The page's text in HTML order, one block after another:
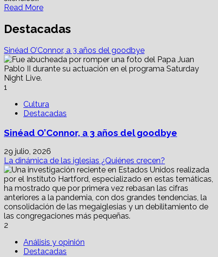
Read MoreRead
about
Antropología:
de
John
MacArthur,
en
los
evangélicos
Destacadas
Sinéad O’Connor, a 3 años del goodbye
1
Cultura
Destacadas
Sinéad O’Connor, a 3 años del goodbye
29 julio, 2026
La dinámica de las iglesias ¿Quiénes crecen?
2
Análisis y opinión
Destacadas